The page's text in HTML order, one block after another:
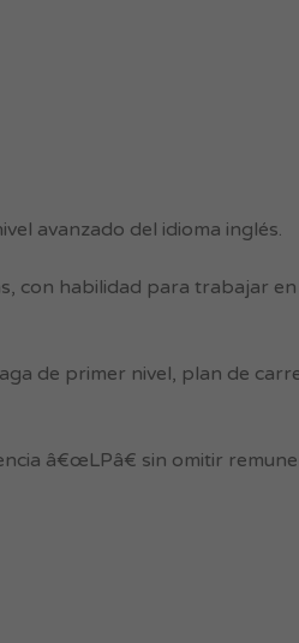
avanzado del idioma inglés.
con habilidad para trabajar
de primer nivel, plan de
â€œLPâ€ sin omitir